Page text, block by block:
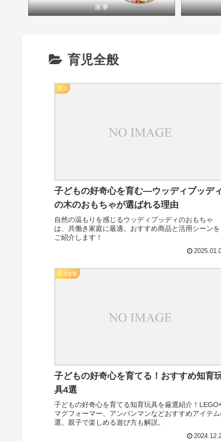
家事
育児全般
育児
子どもの好奇心を育む—ウッディプッデ
の木のおもちゃが選ばれる理由
自然の温もりを感じるウッディプッディのおもちゃ
は、共働き家庭に最適。おすすめ商品と活用シーンを
ご紹介します！
育児全般
子どもの好奇心を育てる！おすすめ知育
具4選
子どもの好奇心を育てる知育玩具を厳選紹介！LEGO
マグフォーマー、アンパンマンなどおすすめアイテ
選。親子で楽しめる遊び方も解説。